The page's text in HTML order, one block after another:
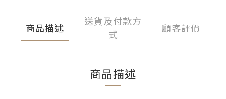
商品描述
送貨及付款方
式
顧客評價
商品描述